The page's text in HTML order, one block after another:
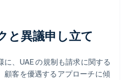
と異議申し立て
に、UAE の規制も請求に関する
顧客を優遇するアプローチに傾